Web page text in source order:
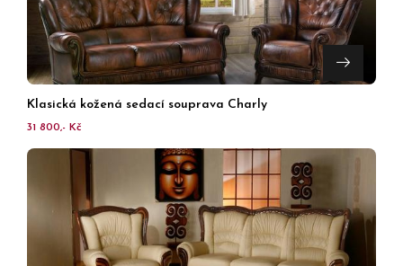
Klasická kožená sedací souprava Charly
31 800,- Kč